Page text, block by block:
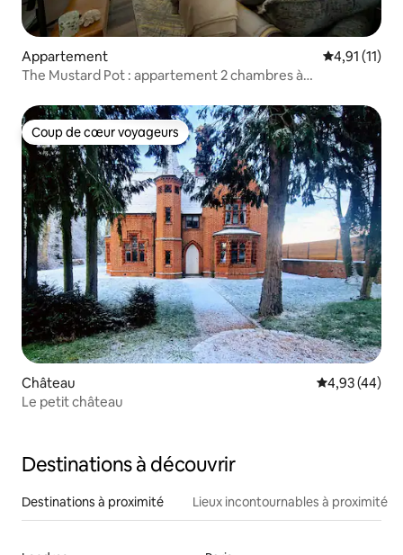
Appartement Évaluation
4,91 (11)
The Mustard Pot : appartement 2 chambres à
Coup de cœur voyageurs
Coup de cœur voyageurs
Château Évaluation
4,93 (44)
Le petit château
Destinations à découvrir
Destinations à proximité Lieux incontournables à proximité